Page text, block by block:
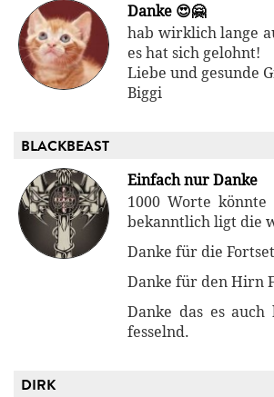
Danke 😍🤗
hab wirklich lange
es hat sich gelohnt!
Liebe und gesunde
Biggi
BLACKBEAST
Einfach nur Danke
1000 Worte könnte
bekanntlich ligt die
Danke für die
Danke für den Hirn
Danke das es
fesselnd.
DIRK